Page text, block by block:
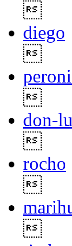
diego
don-
rocho